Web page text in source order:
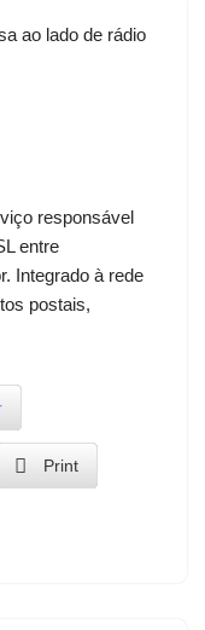
responsável
entre
Integrado à rede
postais,
Print